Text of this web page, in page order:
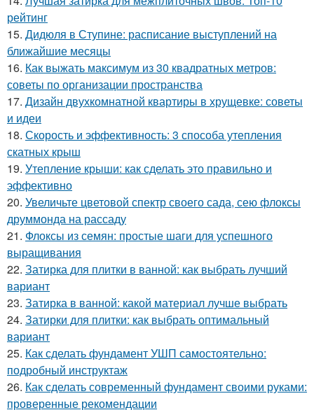
рейтинг
15. Дидюля в Ступине: расписание выступлений на
ближайшие месяцы
16. Как выжать максимум из 30 квадратных метров:
советы по организации пространства
17. Дизайн двухкомнатной квартиры в хрущевке: советы
и идеи
18. Скорость и эффективность: 3 способа утепления
скатных крыш
19. Утепление крыши: как сделать это правильно и
эффективно
20. Увеличьте цветовой спектр своего сада, сею флоксы
друммонда на рассаду
21. Флоксы из семян: простые шаги для успешного
выращивания
22. Затирка для плитки в ванной: как выбрать лучший
вариант
23. Затирка в ванной: какой материал лучше выбрать
24. Затирки для плитки: как выбрать оптимальный
вариант
25. Как сделать фундамент УШП самостоятельно:
подробный инструктаж
26. Как сделать современный фундамент своими руками:
проверенные рекомендации